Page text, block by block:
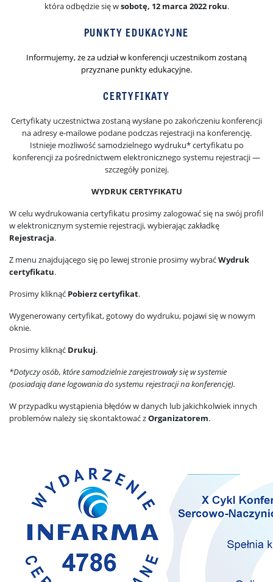
która odbędzie się wsobotę, 12 marca 2022 roku.
PUNKTY EDUKACYJNE
Informujemy, że za udział w konferencji uczestnikom zostaną
przyznane punkty edukacyjne.
CERTYFIKATY
Certyfikaty uczestnictwa zostaną wysłane po zakończeniu konferencji
na adresy e-mailowe podane podczas rejestracji na konferencję.
Istnieje możliwość samodzielnego wydruku* certyfikatu po
konferencji za pośrednictwem elektronicznego systemu rejestracji —
szczegóły poniżej.
WYDRUK CERTYFIKATU
W celu wydrukowania certyfikatu prosimy zalogować się na swój profil
w elektronicznym systemie rejestracji, wybierając zakładkę
Rejestracja.
Z menu znajdującego się po lewej stronie prosimy wybraćWydruk
certyfikatu.
Prosimy kliknąć Pobierz certyfikat.
Wygenerowany certyfikat, gotowy do wydruku, pojawi się w nowym
oknie.
Prosimy kliknąć Drukuj.
*Dotyczy osób, które samodzielnie zarejestrowały się w systemie
(posiadają dane logowania do systemu rejestracji na konferencję).
W przypadku wystąpienia błędów w danych lub jakichkolwiek innych
problemów należy się skontaktować zOrganizatorem.